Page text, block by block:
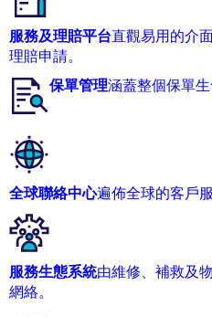
服務及理賠平台直觀易用的介
理賠申請。
保單管理涵蓋整個保單生
全球聯絡中心遍佈全球的客戶
服務生態系統由維修、補救及
網絡。